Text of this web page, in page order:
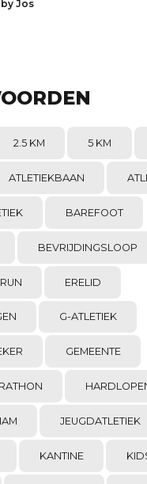
Jos
2.5 KM 5 KM
ATLETIEKBAAN
BAREFOOT
BEVRIJDINGSLOOP
ERELID
G-ATLETIEK
GEMEENTE
JEUGDATLETIEK
KANTINE